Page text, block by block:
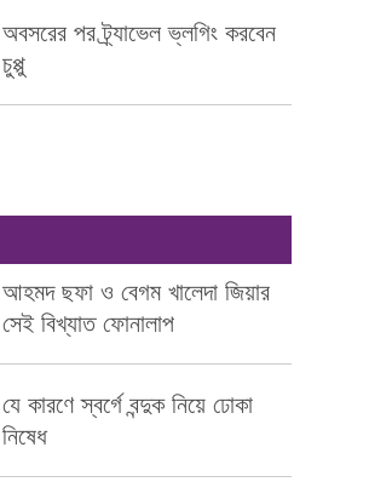
অবসরের পর ট্র্যাভেল ভ্লগিং করবেন
চুপ্পু
আহমদ ছফা ও বেগম খালেদা জিয়ার
সেই বিখ্যাত ফোনালাপ
যে কারণে স্বর্গে বন্দুক নিয়ে ঢোকা
নিষেধ